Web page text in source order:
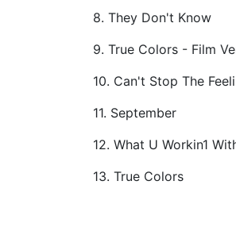
8. They Don't Know
9. True Colors - Film
10. Can't Stop The
11. September
12. What U Workin1
13. True Colors